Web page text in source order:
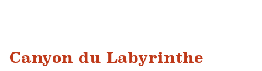
Canyon du Labyrinthe